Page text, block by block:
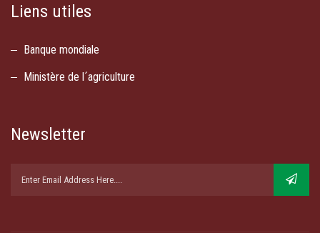
Liens utiles
Banque mondiale
Ministère de l´agriculture
Newsletter